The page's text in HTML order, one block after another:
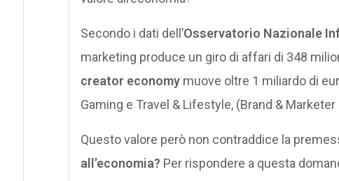
Secondo i dati dell’Osservatorio Nazionale
marketing produce un giro di affari di 348
creator economymuove oltre 1 miliardo di
Gaming e Travel & Lifestyle, (Brand &
Questo valore però non contraddice la
all’economia? Per rispondere a questa